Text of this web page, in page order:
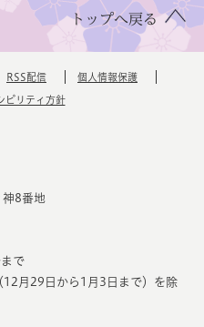
トップへ戻る
RSS配信 個人情報保護
ビリティ方針
神8番地
で
12月29日から1月3日まで）を除